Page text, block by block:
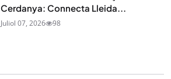
Cerdanya: Connecta Lleida...
Juliol 07, 2026 98